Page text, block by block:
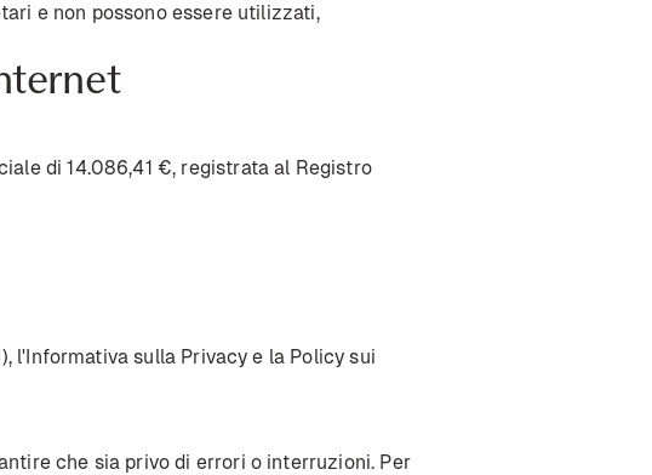
e non possono essere utilizzati,
di 14.086,41 €, registrata al Registro
l'Informativa sulla Privacy e la Policy sui
che sia privo di errori o interruzioni. Per